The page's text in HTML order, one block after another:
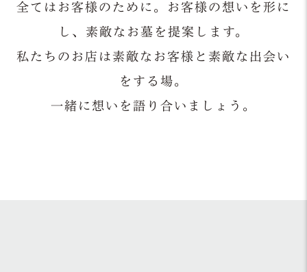
全てはお客様のために。お客様の想いを形に
し、素敵なお墓を提案します。
私たちのお店は素敵なお客様と素敵な出会い
をする場。
一緒に想いを語り合いましょう。